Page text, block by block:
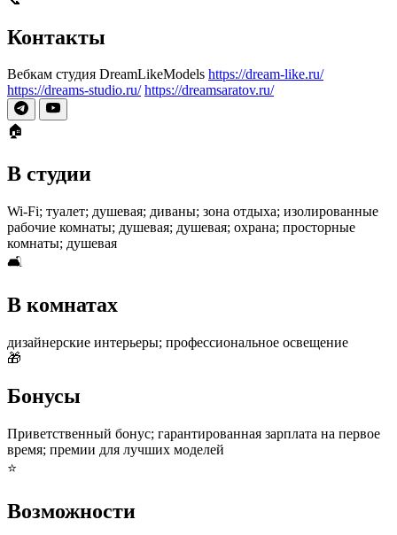
Контакты
Вебкам студия DreamLikeModels https://dream-like.ru/
https://dreams-studio.ru/ https://dreamsaratov.ru/
🏠
В студии
Wi-Fi; туалет; душевая; диваны; зона отдыха; изолированные
рабочие комнаты; душевая; душевая; охрана; просторные
комнаты; душевая
🛋
В комнатах
дизайнерские интерьеры; профессиональное освещение
🎁
Бонусы
Приветственный бонус; гарантированная зарплата на первое
время; премии для лучших моделей
⭐
Возможности